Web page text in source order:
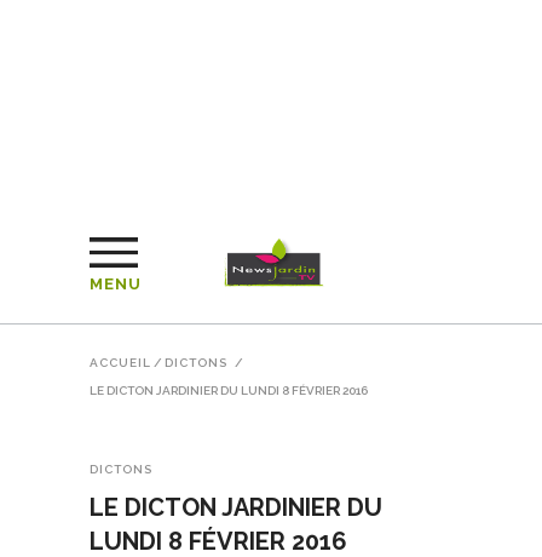
MENU
ACCUEIL / DICTONS /
LE DICTON JARDINIER DU LUNDI 8 FÉVRIER 2016
DICTONS
LE DICTON JARDINIER DU
LUNDI 8 FÉVRIER 2016